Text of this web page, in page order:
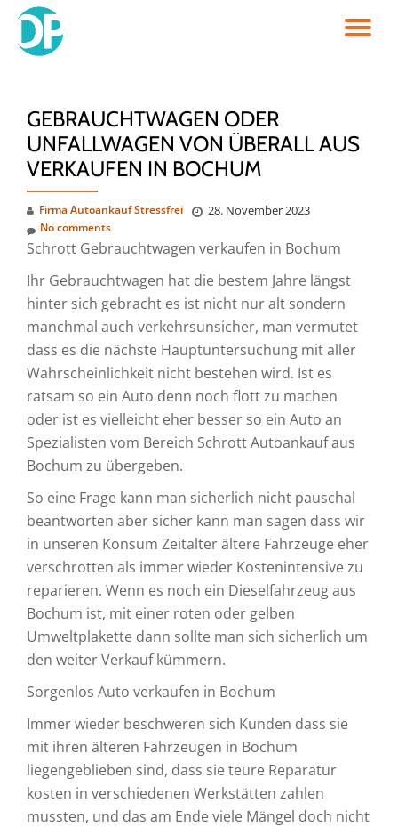
Skip
GEBRAUCHTWAGEN ODER
UNFALLWAGEN VON ÜBERALL AUS
VERKAUFEN IN BOCHUM
Firma Autoankauf Stressfrei 28. November 2023
No comments
Schrott Gebrauchtwagen verkaufen in Bochum
Ihr Gebrauchtwagen hat die bestem Jahre längst
hinter sich gebracht es ist nicht nur alt sondern
manchmal auch verkehrsunsicher, man vermutet
dass es die nächste Hauptuntersuchung mit aller
Wahrscheinlichkeit nicht bestehen wird. Ist es
ratsam so ein Auto denn noch flott zu machen
oder ist es vielleicht eher besser so ein Auto an
Spezialisten vom Bereich Schrott Autoankauf aus
Bochum zu übergeben.
So eine Frage kann man sicherlich nicht pauschal
beantworten aber sicher kann man sagen dass wir
in unseren Konsum Zeitalter ältere Fahrzeuge eher
verschrotten als immer wieder Kostenintensive zu
reparieren. Wenn es noch ein Dieselfahrzeug aus
Bochum ist, mit einer roten oder gelben
Umweltplakette dann sollte man sich sicherlich um
den weiter Verkauf kümmern.
Sorgenlos Auto verkaufen in Bochum
Immer wieder beschweren sich Kunden dass sie
mit ihren älteren Fahrzeugen in Bochum
liegengeblieben sind, dass sie teure Reparatur
kosten in verschiedenen Werkstätten zahlen
mussten, und das am Ende viele Mängel doch nicht